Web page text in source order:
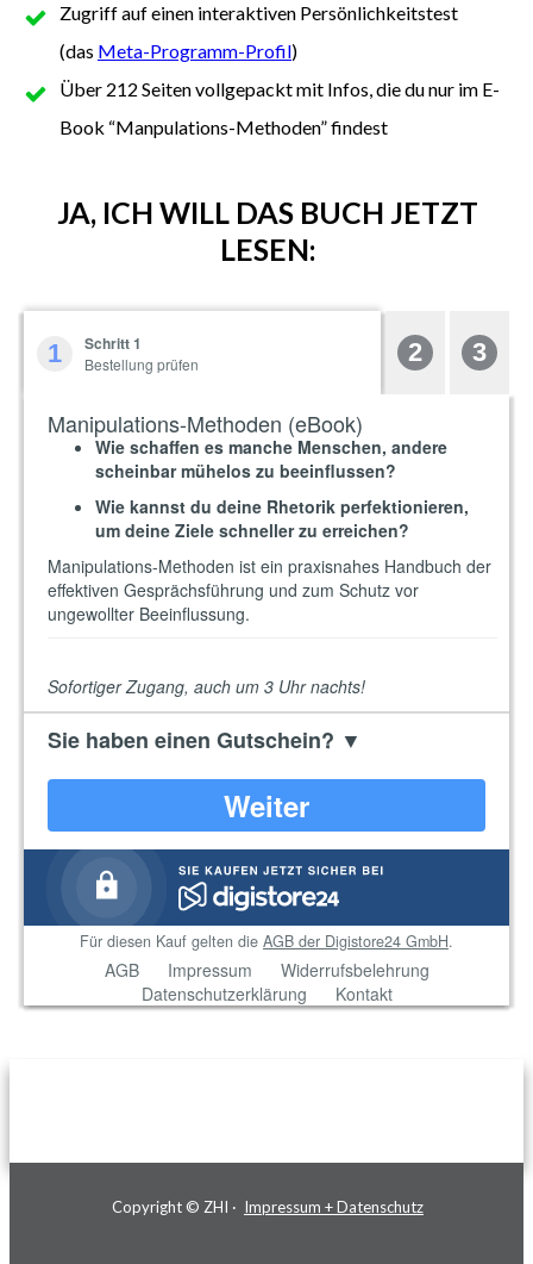
Zugriff auf einen interaktiven Persönlichkeitstest
(das Meta-Programm-Profil)
Über 212 Seiten vollgepackt mit Infos, die du nur im E-
Book “Manpulations-Methoden” findest
JA, ICH WILL DAS BUCH JETZT
LESEN:
Copyright © ZHI · Impressum + Datenschutz